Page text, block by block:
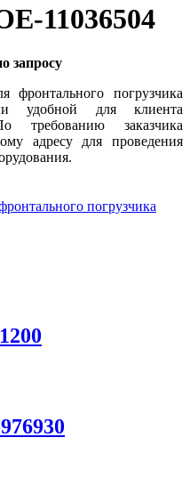
11036504
запросу
фронтального погрузчика
удобной для клиента
требованию заказчика
адресу для проведения
погрузчика